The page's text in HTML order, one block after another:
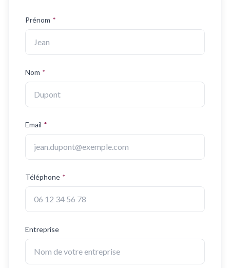
Prénom *
Nom *
Email *
Téléphone *
Entreprise